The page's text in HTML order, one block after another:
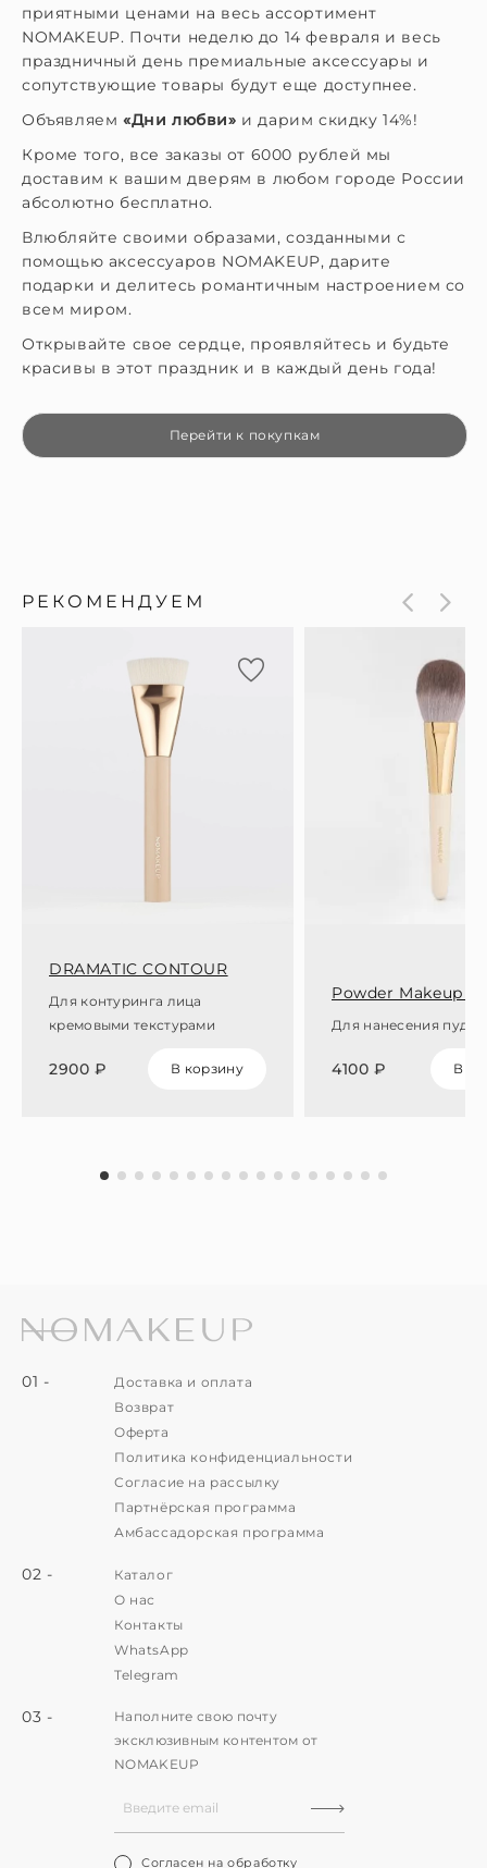
приятными ценами на весь ассортимент
NOMAKEUP. Почти неделю до 14 февраля и весь
праздничный день премиальные аксессуары и
сопутствующие товары будут еще доступнее.
Объявляем «Дни любви» и дарим скидку 14%!
Кроме того, все заказы от 6000 рублей мы
доставим к вашим дверям в любом городе России
абсолютно бесплатно.
Влюбляйте своими образами, созданными с
помощью аксессуаров NOMAKEUP, дарите
подарки и делитесь романтичным настроением со
всем миром.
Открывайте свое сердце, проявляйтесь и будьте
красивы в этот праздник и в каждый день года!
Перейти к покупкам
РЕКОМЕНДУЕМ
DRAMATIC CONTOUR
Для контуринга лица
кремовыми текстурами
2900 ₽ В корзину
Powder Makeup
Для нанесения
4100 ₽ В
01 -
Доставка и оплата
Возврат
Оферта
Политика конфиденциальности
Согласие на рассылку
Партнёрская программа
Амбассадорская программа
02 -
Каталог
О нас
Контакты
WhatsApp
Telegram
03 -
Наполните свою почту
эксклюзивным контентом от
NOMAKEUP
Согласен на обработку